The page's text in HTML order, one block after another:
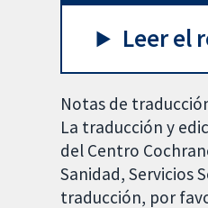
Leer el
Notas de
La traducción y
del Centro
Sanidad, Servicios
traducción, por